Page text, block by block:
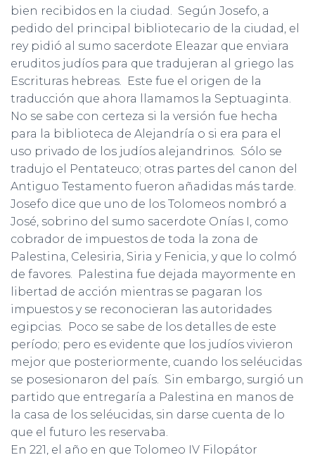
bien recibidos en la ciudad. Según Josefo, a
pedido del principal bibliotecario de la ciudad, el
rey pidió al sumo sacerdote Eleazar que enviara
eruditos judíos para que tradujeran al griego las
Escrituras hebreas. Este fue el origen de la
traducción que ahora llamamos la Septuaginta.
No se sabe con certeza si la versión fue hecha
para la biblioteca de Alejandría o si era para el
uso privado de los judíos alejandrinos. Sólo se
tradujo el Pentateuco; otras partes del canon del
Antiguo Testamento fueron añadidas más tarde.
Josefo dice que uno de los Tolomeos nombró a
José, sobrino del sumo sacerdote Onías I, como
cobrador de impuestos de toda la zona de
Palestina, Celesiria, Siria y Fenicia, y que lo colmó
de favores. Palestina fue dejada mayormente en
libertad de acción mientras se pagaran los
impuestos y se reconocieran las autoridades
egipcias. Poco se sabe de los detalles de este
período; pero es evidente que los judíos vivieron
mejor que posteriormente, cuando los seléucidas
se posesionaron del país. Sin embargo, surgió un
partido que entregaría a Palestina en manos de
la casa de los seléucidas, sin darse cuenta de lo
que el futuro les reservaba.
En 221, el año en que Tolomeo IV Filopátor